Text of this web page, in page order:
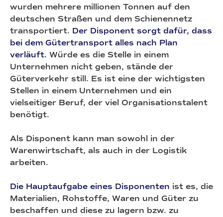
wurden mehrere millionen Tonnen auf den
deutschen Straßen und dem Schienennetz
transportiert. Der Disponent sorgt dafür, dass
bei dem Gütertransport alles nach Plan
verläuft. Würde es die Stelle in einem
Unternehmen nicht geben, stände der
Güterverkehr still. Es ist eine der wichtigsten
Stellen in einem Unternehmen und ein
vielseitiger Beruf, der viel Organisationstalent
benötigt.
Als Disponent kann man sowohl in der
Warenwirtschaft, als auch in der Logistik
arbeiten.
Die Hauptaufgabe eines Disponenten ist es, die
Materialien, Rohstoffe, Waren und Güter zu
beschaffen und diese zu lagern bzw. zu